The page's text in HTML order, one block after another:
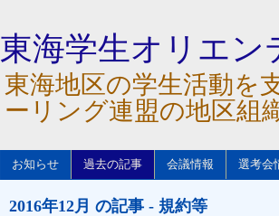
東海学生オリエン
東海地区の学生活動を
ーリング連盟の地区組
お知らせ 過去の記事 会議情報 選考会
2016年12月 の記事 - 規約等